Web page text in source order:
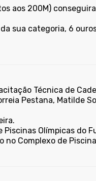
aos 200M)
sua categoria, 6
Técnica de
Pestana, Matilde
Olímpicas do
no Complexo de